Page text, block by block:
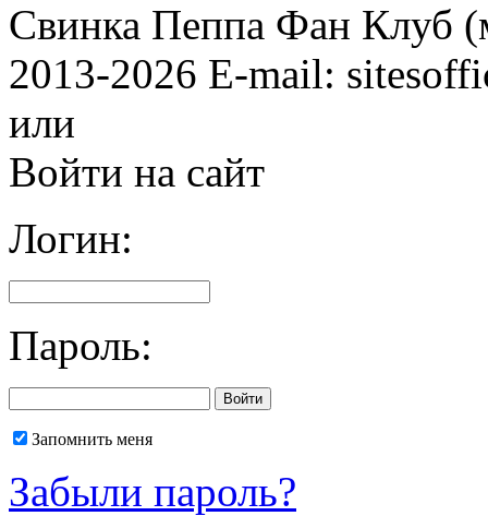
Свинка Пеппа Фан Клуб
2013-2026 E-mail:
или
Войти на сайт
Логин:
Пароль:
Запомнить меня
Забыли пароль?